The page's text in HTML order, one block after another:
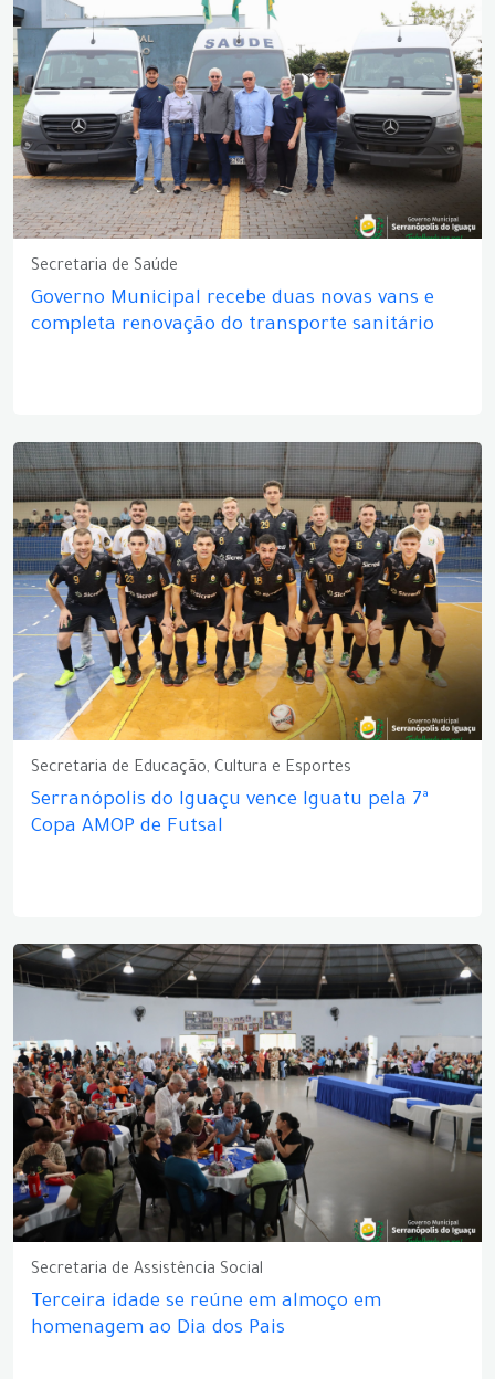
Secretaria de Saúde
Governo Municipal recebe duas novas vans e
completa renovação do transporte sanitário
Secretaria de Educação, Cultura e Esportes
Serranópolis do Iguaçu vence Iguatu pela 7ª
Copa AMOP de Futsal
Secretaria de Assistência Social
Terceira idade se reúne em almoço em
homenagem ao Dia dos Pais